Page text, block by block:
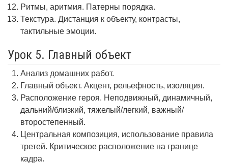
Ритмы, аритмия. Патерны порядка.
Текстура. Дистанция к объекту, контрасты,
тактильные эмоции.
Урок 5. Главный объект
Анализ домашних работ.
Главный объект. Акцент, рельефность, изоляция.
Расположение героя. Неподвижный, динамичный,
дальний/близкий, тяжелый/легкий, важный/
второстепенный.
Центральная композиция, использование правила
третей. Критическое расположение на границе
кадра.